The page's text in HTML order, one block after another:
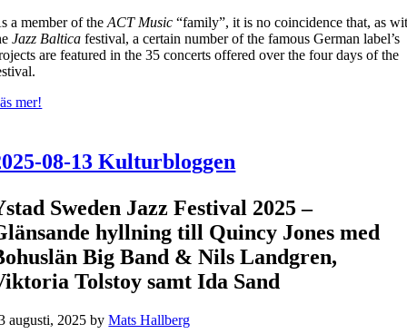
a member of theACT Music“family”, it is no coincidence that, as
Jazz Balticafestival, a certain number of the famous German label’s
are featured in the 35 concerts offered over the four days of the
mer!
08-13 Kulturbloggen
Sweden Jazz Festival 2025 –
hyllning till Quincy Jones med
Big Band & Nils Landgren,
Tolstoy samt Ida Sand
augusti, 2025 byMats Hallberg